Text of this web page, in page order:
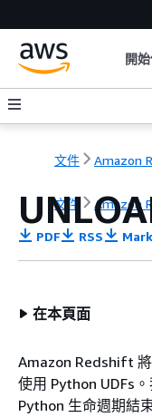
開
文件 Amazon
文件 Amazon
PDF RSS
在本頁面
Amazon Redshift
使用 Python UDFs
Python 生命週期結